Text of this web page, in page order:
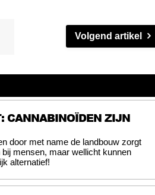
Volgend artikel
CANNABINOÏDEN ZIJN
door met name de landbouw zorgt
mensen, maar wellicht kunnen
alternatief!